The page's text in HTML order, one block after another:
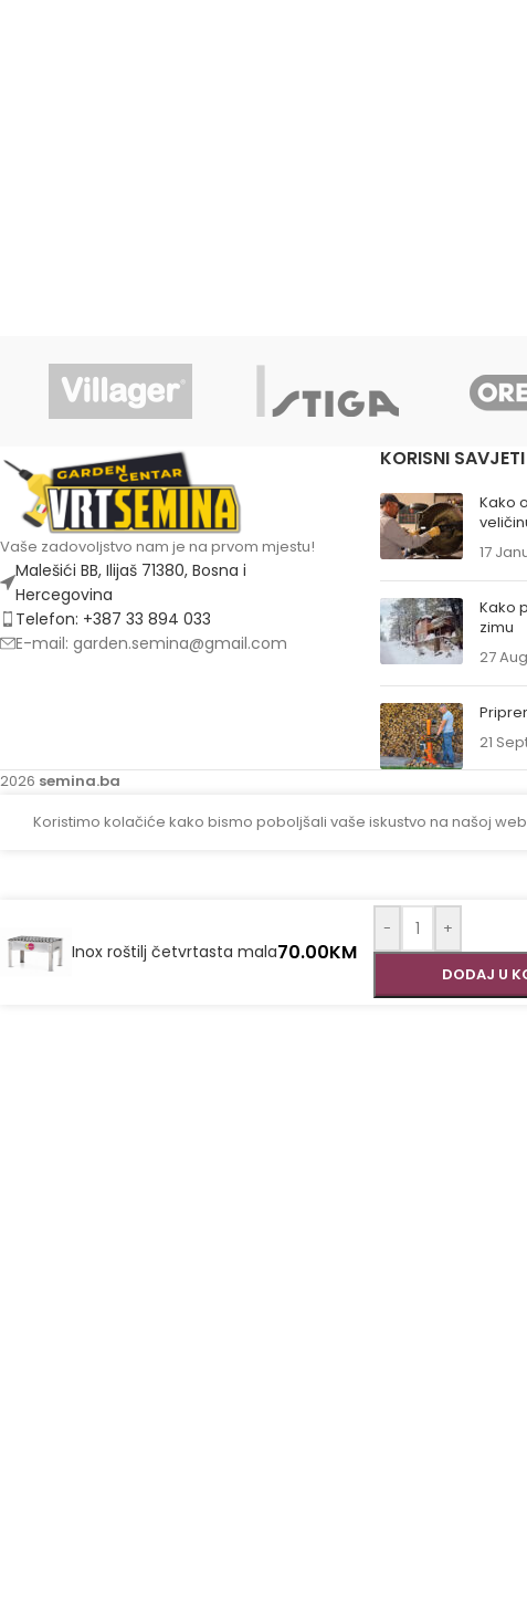
Vaše zadovoljstvo nam je na prvom mjestu!
Malešići BB, Ilijaš 71380, Bosna i
Hercegovina
Telefon: +387 33 894 033
E-mail: garden.semina@gmail.com
KORISNI SAVJETI
Kako
17
Kako
zimu
27
21
2026 semina.ba
Koristimo kolačiće kako bismo poboljšali vaše iskustvo na našoj
Inox roštilj četvrtasta mala70.00KM
- +
DODAJ U